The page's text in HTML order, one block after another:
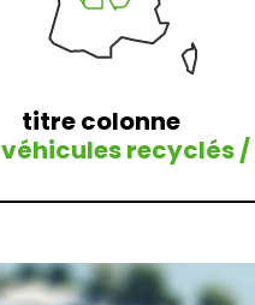
titre colonne
véhicules recyclés /